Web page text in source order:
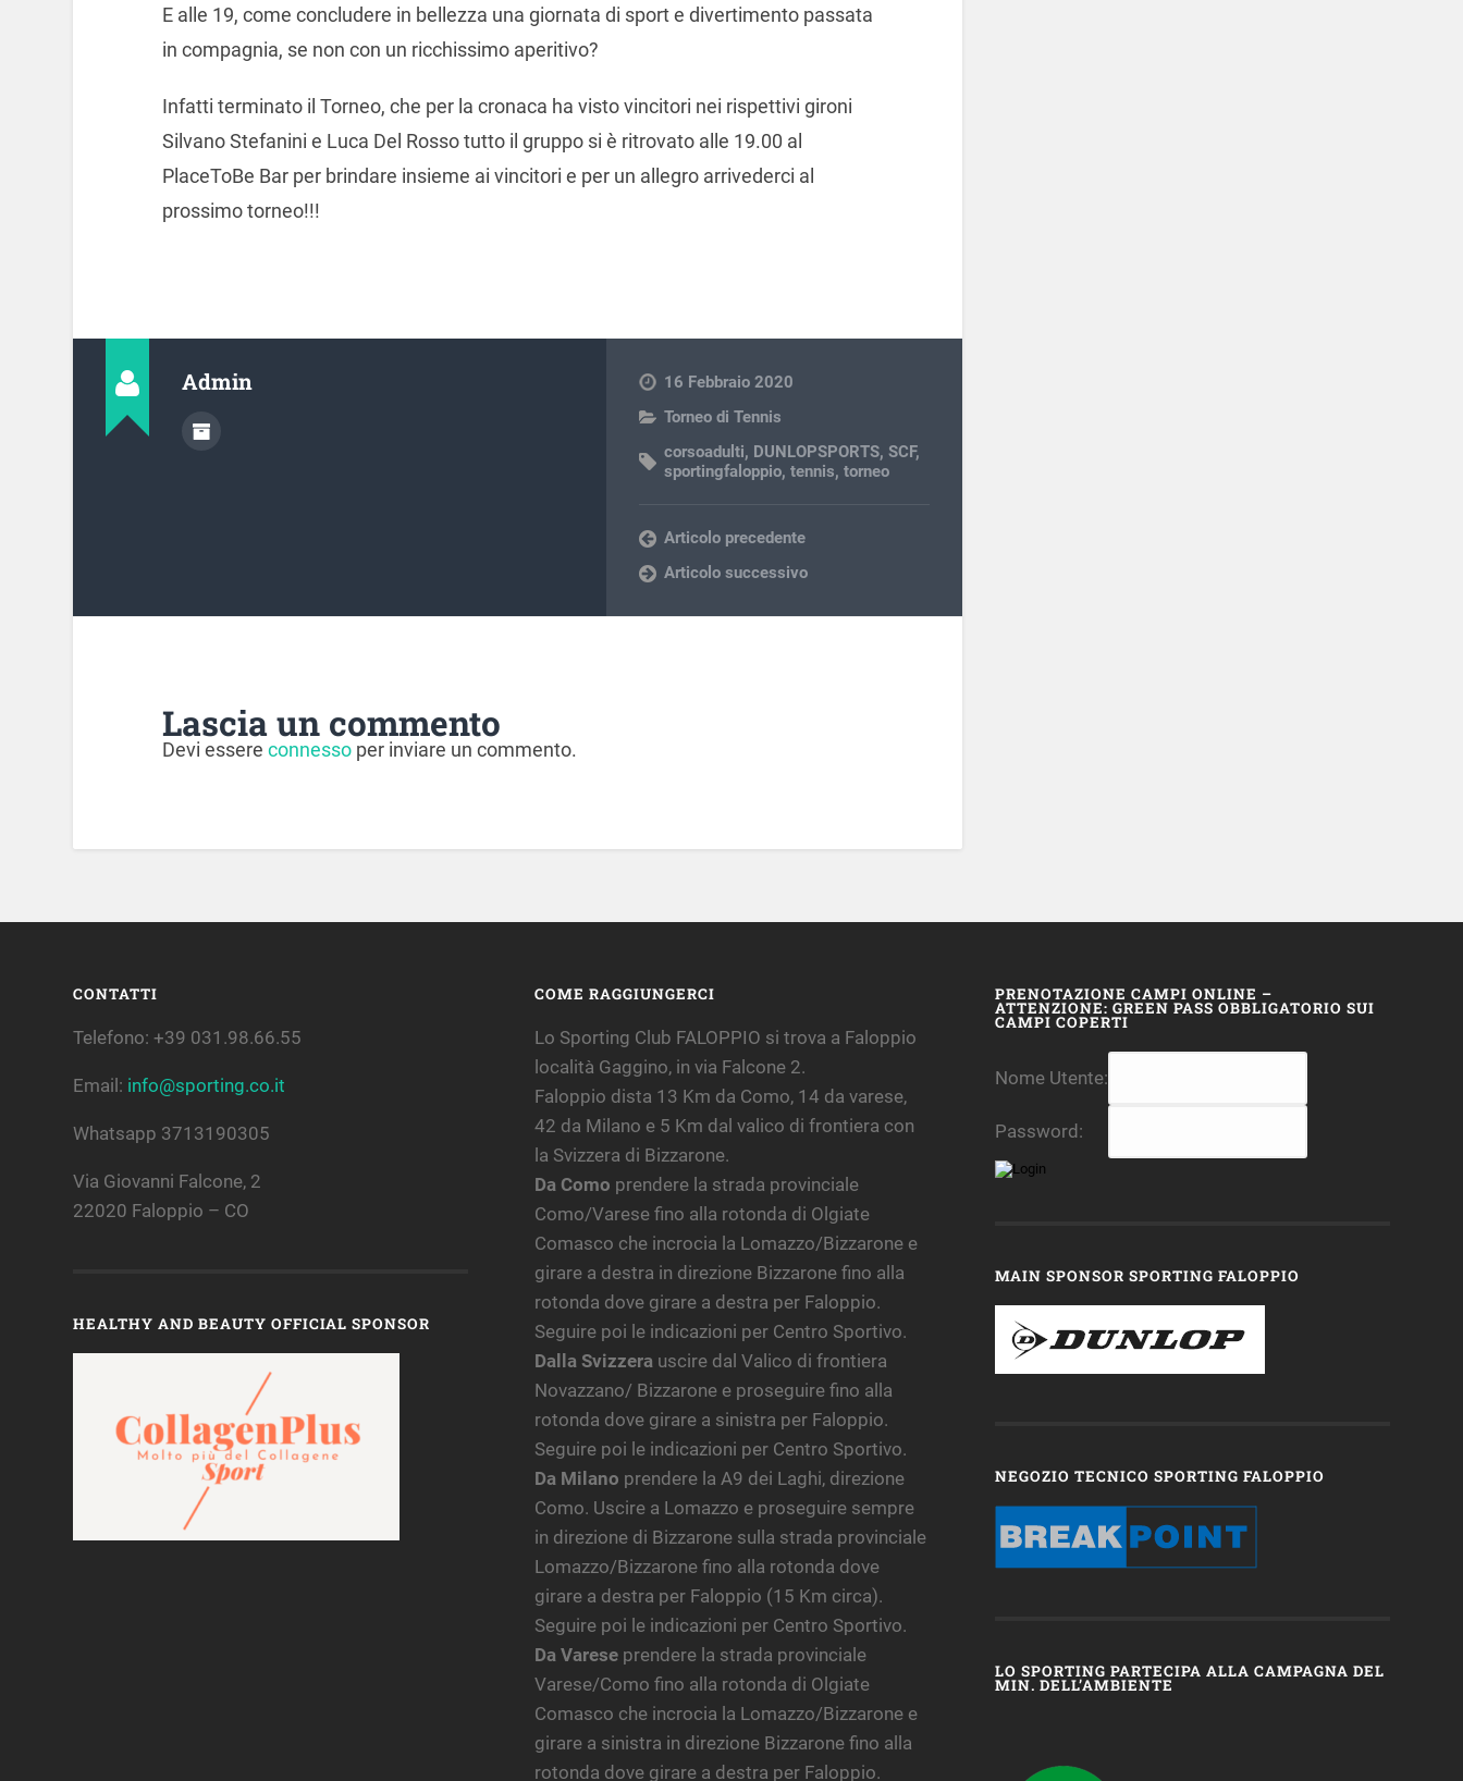
E alle 19, come concludere in bellezza una giornata di sport e divertimento passata
in compagnia, se non con un ricchissimo aperitivo?
Infatti terminato il Torneo, che per la cronaca ha visto vincitori nei rispettivi gironi
Silvano Stefanini e Luca Del Rosso tutto il gruppo si è ritrovato alle 19.00 al
PlaceToBe Bar per brindare insieme ai vincitori e per un allegro arrivederci al
prossimo torneo!!!
Admin
16 Febbraio 2020
Torneo di Tennis
corsoadulti, DUNLOPSPORTS,SCF,
sportingfaloppio,tennis,torneo
Articolo precedente
Articolo successivo
Lascia un commento
Devi essere connessoper inviare un commento.
CONTATTI
Telefono: +39 031.98.66.55
Email: info@sporting.co.it
Whatsapp 3713190305
Via Giovanni Falcone, 2
22020 Faloppio – CO
HEALTHY AND BEAUTY OFFICIAL SPONSOR
COME RAGGIUNGERCI
Lo Sporting Club FALOPPIO si trova a Faloppio
località Gaggino, in via Falcone 2.
Faloppio dista 13 Km da Como, 14 da varese,
42 da Milano e 5 Km dal valico di frontiera con
la Svizzera di Bizzarone.
Da Como prendere la strada provinciale
Como/Varese fino alla rotonda di Olgiate
Comasco che incrocia la Lomazzo/Bizzarone e
girare a destra in direzione Bizzarone fino alla
rotonda dove girare a destra per Faloppio.
Seguire poi le indicazioni per Centro Sportivo.
Dalla Svizzera uscire dal Valico di frontiera
Novazzano/ Bizzarone e proseguire fino alla
rotonda dove girare a sinistra per Faloppio.
Seguire poi le indicazioni per Centro Sportivo.
Da Milano prendere la A9 dei Laghi, direzione
Como. Uscire a Lomazzo e proseguire sempre
in direzione di Bizzarone sulla strada provinciale
Lomazzo/Bizzarone fino alla rotonda dove
girare a destra per Faloppio (15 Km circa).
Seguire poi le indicazioni per Centro Sportivo.
Da Vareseprendere la strada provinciale
Varese/Como fino alla rotonda di Olgiate
Comasco che incrocia la Lomazzo/Bizzarone e
girare a sinistra in direzione Bizzarone fino alla
rotonda dove girare a destra per Faloppio.
PRENOTAZIONE CAMPI ONLINE –
ATTENZIONE: GREEN PASS OBBLIGATORIO SUI
CAMPI COPERTI
Nome Utente:
Password:
MAIN SPONSOR SPORTING FALOPPIO
NEGOZIO TECNICO SPORTING FALOPPIO
LO SPORTING PARTECIPA ALLA CAMPAGNA DEL
MIN. DELL’AMBIENTE